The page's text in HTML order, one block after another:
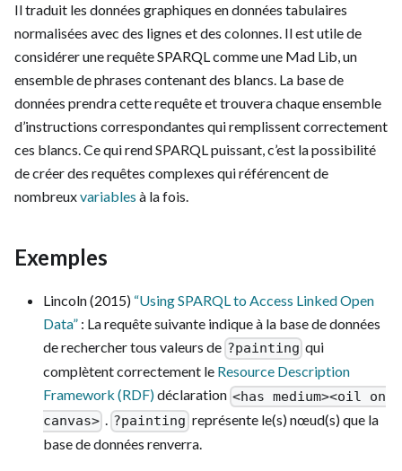
Il traduit les données graphiques en données tabulaires
normalisées avec des lignes et des colonnes. Il est utile de
considérer une requête SPARQL comme une Mad Lib, un
ensemble de phrases contenant des blancs. La base de
données prendra cette requête et trouvera chaque ensemble
d’instructions correspondantes qui remplissent correctement
ces blancs. Ce qui rend SPARQL puissant, c’est la possibilité
de créer des requêtes complexes qui référencent de
nombreuxvariables à la fois.
Exemples
Lincoln (2015) “Using SPARQL to Access Linked Open
Data” : La requête suivante indique à la base de données
de rechercher tous valeurs de ?painting qui
complètent correctement le Resource Description
Framework (RDF)déclaration <has medium><oil on
canvas> . ?painting représente le(s) nœud(s) que la
base de données renverra.